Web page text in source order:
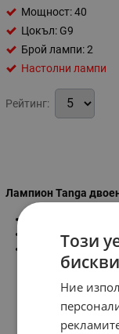
Мощност: 40
Цокъл: G9
Брой лампи: 2
Настолни лампи
Рейтинг:
Лампион Tanga
Цокъл:G9
Размер: 1,43см.
Този
Ние